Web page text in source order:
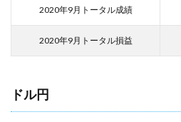
2020年9月トータル成績
2020年9月トータル損益
ドル円